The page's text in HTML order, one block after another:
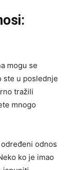
mogu se
ste u poslednje
tražili
mnogo
odnos
ko je imao